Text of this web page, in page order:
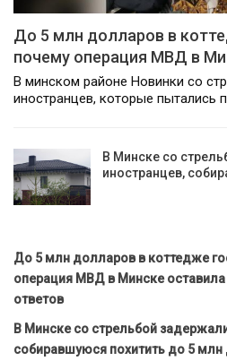
До 5 млн долларов в
почему операция МВД в
В минском районе Новинки со
иностранцев, которые пытались
В Минске со
иностранцев,
До 5 млн долларов в коттедже
операция МВД в Минске
ответов
В Минске со стрельбой
собиравшуюся похитить до 5